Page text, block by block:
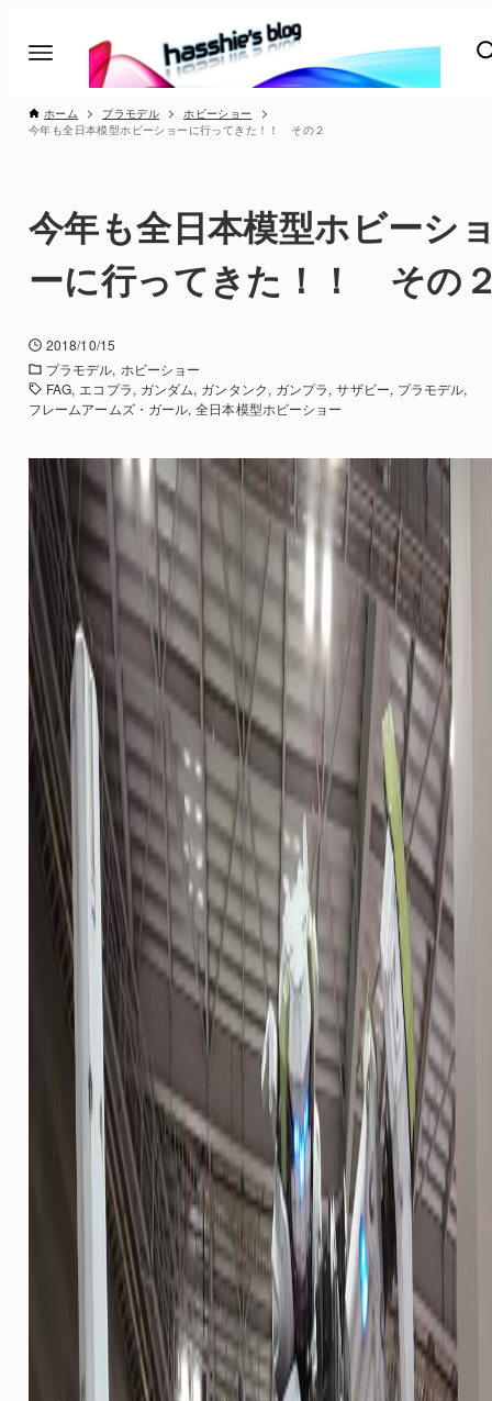
ホーム プラモデル
ホビーショー
今年も全日本模型ホビーショーに行ってきた！！ その２
今年も全日本模型ホビーシ
ーに行ってきた！！ その
2018/10/15
プラモデル ホビーショー
FAG エコプラ ガンダム ガンタンク ガンプラ サザビー プラモデル
フレームアームズ・ガール 全日本模型ホビーショー